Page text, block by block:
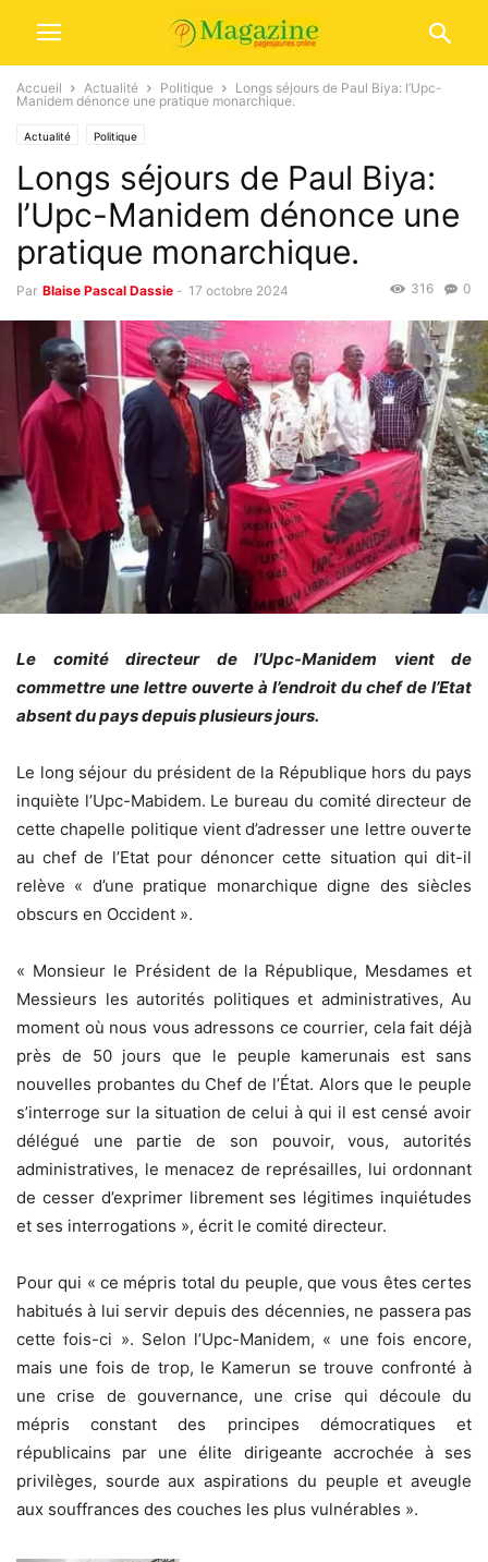
Accueil Actualité Politique
Longs séjours de Paul Biya: l’Upc-
Manidem dénonce une pratique monarchique.
Actualité Politique
Longs séjours de Paul Biya:
l’Upc-Manidem dénonce une
pratique monarchique.
Par Blaise Pascal Dassie - 17 octobre 2024 0
316
Le comité directeur de l’Upc-Manidem vient de
commettre une lettre ouverte à l’endroit du chef de l’Etat
absent du pays depuis plusieurs jours.
Le long séjour du président de la République hors du pays
inquiète l’Upc-Mabidem. Le bureau du comité directeur de
cette chapelle politique vient d’adresser une lettre ouverte
au chef de l’Etat pour dénoncer cette situation qui dit-il
relève « d’une pratique monarchique digne des siècles
obscurs en Occident ».
« Monsieur le Président de la République, Mesdames et
Messieurs les autorités politiques et administratives, Au
moment où nous vous adressons ce courrier, cela fait déjà
près de 50 jours que le peuple kamerunais est sans
nouvelles probantes du Chef de l’État. Alors que le peuple
s’interroge sur la situation de celui à qui il est censé avoir
délégué une partie de son pouvoir, vous, autorités
administratives, le menacez de représailles, lui ordonnant
de cesser d’exprimer librement ses légitimes inquiétudes
et ses interrogations », écrit le comité directeur.
Pour qui « ce mépris total du peuple, que vous êtes certes
habitués à lui servir depuis des décennies, ne passera pas
cette fois-ci ». Selon l’Upc-Manidem, « une fois encore,
mais une fois de trop, le Kamerun se trouve confronté à
une crise de gouvernance, une crise qui découle du
mépris constant des principes démocratiques et
républicains par une élite dirigeante accrochée à ses
privilèges, sourde aux aspirations du peuple et aveugle
aux souffrances des couches les plus vulnérables ».